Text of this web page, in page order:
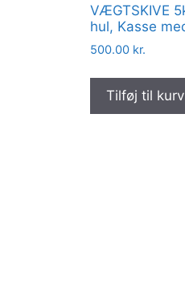
VÆGTSKIVE
hul, Kasse
500.00 kr.
Tilføj til kurv